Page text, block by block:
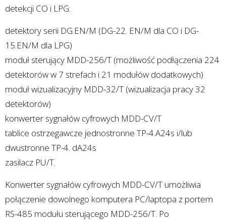
detekcji CO i LPG:
detektory serii DG.EN/M (DG-22. EN/M dla CO i DG-
15.EN/M dla LPG)
moduł sterujący MDD-256/T (możliwość podłączenia 224
detektorów w 7 strefach i 21 modułów dodatkowych)
moduł wizualizacyjny MDD-32/T (wizualizacja pracy 32
detektorów)
konwerter sygnałów cyfrowych MDD-CV/T
tablice ostrzegawcze jednostronne TP-4.A24s i/lub
dwustronne TP-4. dA24s
zasilacz PU/T.
Konwerter sygnałów cyfrowych MDD-CV/T umożliwia
połączenie dowolnego komputera PC/laptopa z portem
RS-485 modułu sterującego MDD-256/T. Po